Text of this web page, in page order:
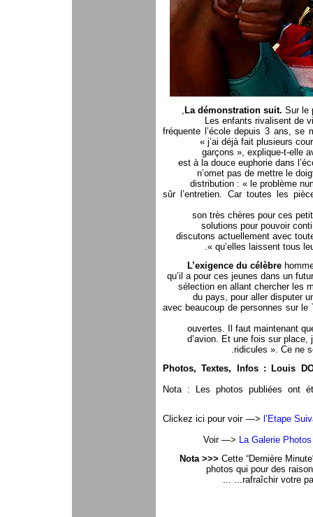
La démonstration suit. Sur le
Les enfants rivalisent de
fréquente l’école depuis 3 ans, se
« j’ai déjà fait plusieurs
garçons », explique-t-elle
est à la douce euphorie dans
n’omet pas de mettre le
distribution : « le problème
sûr l’entretien. Car toutes les
son très chères pour ces
solutions pour pouvoir
discutons actuellement avec
qu’elles laissent tous
L’exigence du célèbre
qu’il a pour ces jeunes dans un
sélection en allant chercher les
du pays, pour aller disputer
avec beaucoup de personnes sur
ouvertes. Il faut maintenant
d’avion. Et une fois sur place,
ridicules ». Ce ne
Photos, Textes, Infos : Louis
Nota : Les photos publiées ont
l’Etape
La Galerie
Nota >>> Cette “Dernière
photos qui pour des
...rafraîchir votre